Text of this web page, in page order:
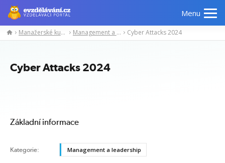
Menu
Manažerské
Odborné
Počítačové
Manažerské kurzy Management a leadership Cyber Attacks 2024
Cyber Attacks 2024
Základní informace
Kategorie: Management a leadership